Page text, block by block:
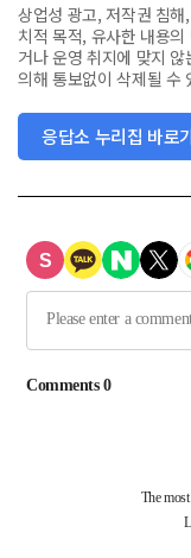
상업성 광고, 저작권 침
치적 목적, 유사한 내용
거나 운영 취지에 맞지
의해 통보없이 삭제될 수
응답소 누리집 바로